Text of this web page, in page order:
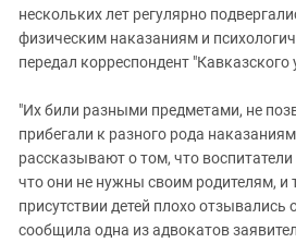
нескольких лет регулярно
физическим наказаниям и
передал корреспондент "Кавказского
"Их били разными предметами, не
прибегали к разного рода
рассказывают о том, что
что они не нужны своим родителям, и
присутствии детей плохо отзывались
сообщила одна из адвокатов